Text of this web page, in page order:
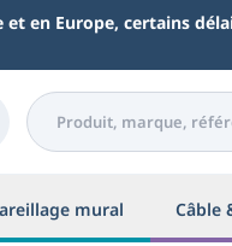
et en Europe, certains
mural Câble